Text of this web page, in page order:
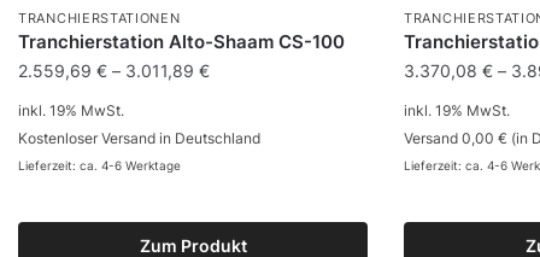
TRANCHIERSTATIONEN
Tranchierstation Alto-Shaam CS-100
2.559,69 € – 3.011,89 €
Zum Produkt
inkl. 19% MwSt.
Kostenloser Versand in Deutschland
Lieferzeit: ca. 4-6 Werktage
3.370,08 € –
inkl. 19% MwSt.
Versand 0,00 € (in
Lieferzeit: ca. 4-6